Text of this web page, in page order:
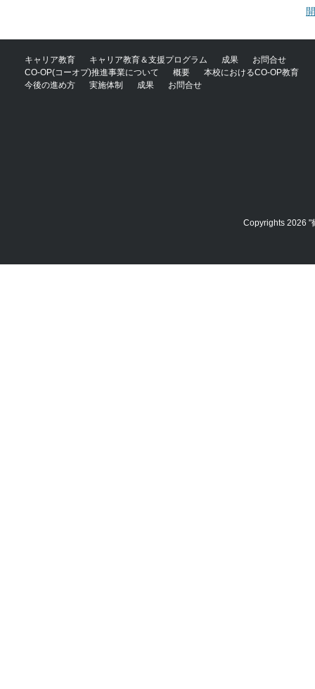
キャリア教育 キャリア教育＆支援プログラム 成果
お問合せ
CO-OP(コーオプ)推進事業について
概要
本校におけるCO-OP教育
今後の進め方
実施体制 成果 お問合せ
Copyrights 2026 "